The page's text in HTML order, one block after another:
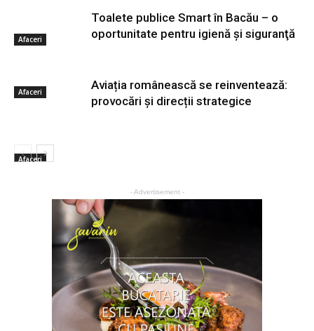
Afaceri
Afaceri
Toalete publice Smart în Bacău – o
oportunitate pentru igienă şi siguranţă
Afaceri
Aviația românească se reinventează:
provocări și direcții strategice
- Advertisement -